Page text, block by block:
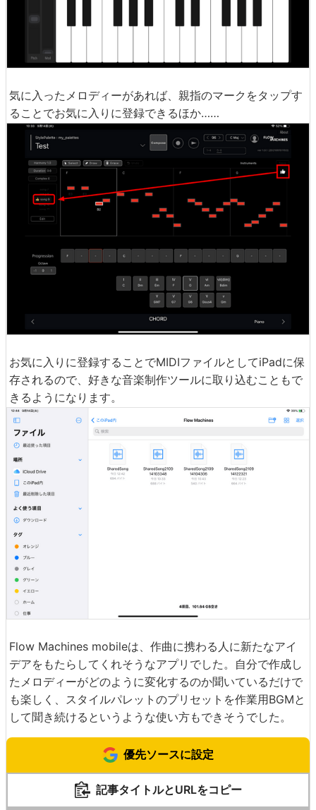
気に入ったメロディーがあれば、親指のマークをタップす
ることでお気に入りに登録できるほか……
お気に入りに登録することでMIDIファイルとしてiPadに保
存されるので、好きな音楽制作ツールに取り込むこともで
きるようになります。
Flow Machines mobileは、作曲に携わる人に新たなアイ
デアをもたらしてくれそうなアプリでした。自分で作成し
たメロディーがどのように変化するのか聞いているだけで
も楽しく、スタイルパレットのプリセットを作業用BGMと
して聞き続けるというような使い方もできそうでした。
優先ソースに設定
記事タイトルとURLをコピー